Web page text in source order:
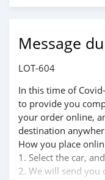
Message
LOT-604
In this time of
to provide you
your order online,
destination
How you place
1. Select the car,
2. We will send you